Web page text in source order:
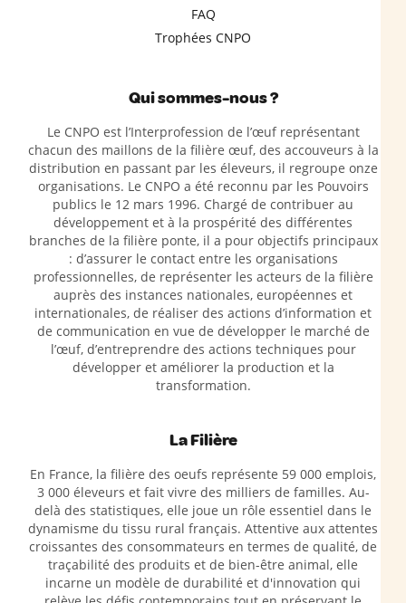
FAQ
Trophées CNPO
Qui sommes-nous ?
Le CNPO est l’Interprofession de l’œuf représentant
chacun des maillons de la filière œuf, des accouveurs à la
distribution en passant par les éleveurs, il regroupe onze
organisations. Le CNPO a été reconnu par les Pouvoirs
publics le 12 mars 1996. Chargé de contribuer au
développement et à la prospérité des différentes
branches de la filière ponte, il a pour objectifs principaux
: d’assurer le contact entre les organisations
professionnelles, de représenter les acteurs de la filière
auprès des instances nationales, européennes et
internationales, de réaliser des actions d’information et
de communication en vue de développer le marché de
l’œuf, d’entreprendre des actions techniques pour
développer et améliorer la production et la
transformation.
La Filière
En France, la filière des oeufs représente 59 000 emplois,
3 000 éleveurs et fait vivre des milliers de familles. Au-
delà des statistiques, elle joue un rôle essentiel dans le
dynamisme du tissu rural français. Attentive aux attentes
croissantes des consommateurs en termes de qualité, de
traçabilité des produits et de bien-être animal, elle
incarne un modèle de durabilité et d'innovation qui